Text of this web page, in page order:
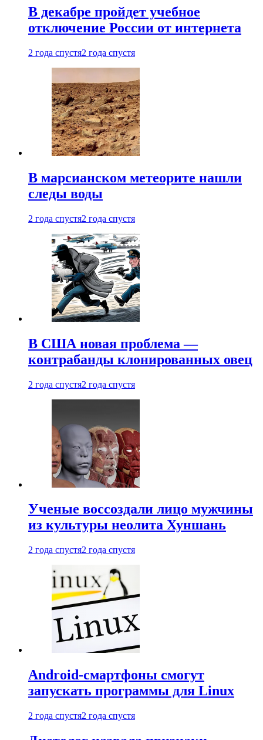
В декабре пройдет учебное
отключение России от интернета
2 года спустя2 года спустя
В марсианском метеорите нашли
следы воды
2 года спустя2 года спустя
В США новая проблема —
контрабанды клонированных овец
2 года спустя2 года спустя
Ученые воссоздали лицо мужчины
из культуры неолита Хуншань
2 года спустя2 года спустя
Android-смартфоны смогут
запускать программы для Linux
2 года спустя2 года спустя